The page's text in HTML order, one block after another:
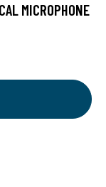
MICROPHONE